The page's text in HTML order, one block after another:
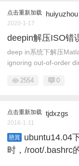
点击重新加载 huiyuzhou
2020-1-17
deepin解压ISO错
deep in系统下解压
ignoring out-of-order
2554 0
点击重新加载 tjdxzgs
2016-1-11
懸賞
ubuntu14.04
时，/root/.bashrc